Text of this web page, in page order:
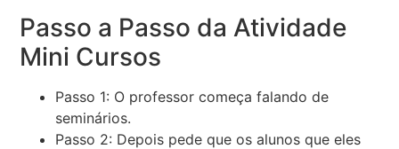
Passo a Passo da Atividade
Mini Cursos
Passo 1: O professor começa falando de
seminários.
Passo 2: Depois pede que os alunos que eles